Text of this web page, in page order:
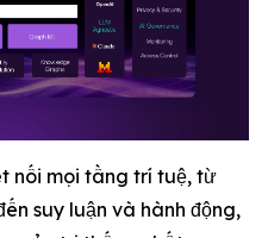
nối mọi tầng trí tuệ, từ
suy luận và hành động,